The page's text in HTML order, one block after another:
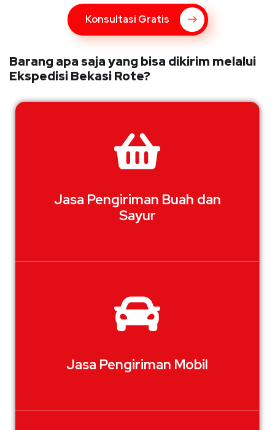
Konsultasi Gratis
Barang apa saja yang bisa dikirim melalui
Ekspedisi Bekasi Rote?
Jasa Pengiriman Buah dan
Sayur
Jasa Pengiriman Mobil